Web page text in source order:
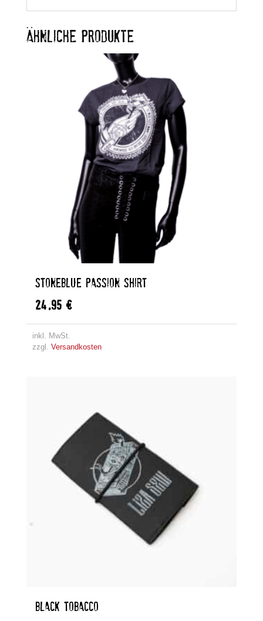
ÄHNLICHE PRODUKTE
STONEBLUE PASSION SHIRT
24,95 €
inkl. MwSt.
zzgl. Versandkosten
BLACK TOBACCO